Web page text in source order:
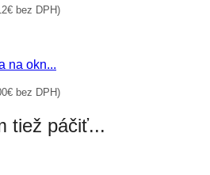
€ bez DPH)
na okn...
€ bez DPH)
tiež páčiť...